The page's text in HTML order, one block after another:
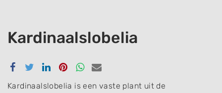
Kardinaalslobelia
Delen
Facebook
Delen
Twitter
Delen
Linkedin
Delen
Pinterest
Delen
Whatsapp
Delen
email
Kardinaalslobelia is een vaste plant uit de